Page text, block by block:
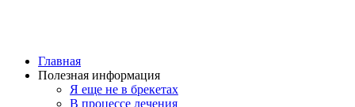
Главная
Полезная информация
Я еще не в брекетах
В процессе лечения